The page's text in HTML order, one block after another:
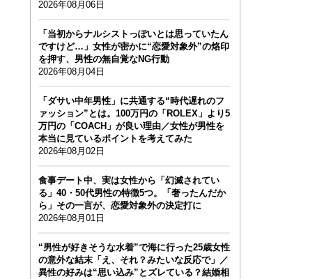
2026年08月06日
「当初からナルシストっぽいとは思っていたん
ですけど…」女性が密かに“恋愛対象外”の烙印
を押す、男性の無自覚なNG行動
2026年08月04日
「ダサい中年男性」に共通する“時代遅れのフ
ァッション”とは。100万円の「ROLEX」より5
万円の「COACH」が良い理由／女性が男性を
本当に見ているポイントを考えてみた
2026年08月02日
食事デート中、実は女性から「幻滅されてい
る」40・50代男性の特徴5つ。「奢ったんだか
ら」その一言が、恋愛対象外の決定打に
2026年08月01日
“男性が好きそうな水着”で海に行った25歳女性
の意外な結末「え、それ？みたいな反応で」／
異性の好みは“思い込み”とズレている？結婚相